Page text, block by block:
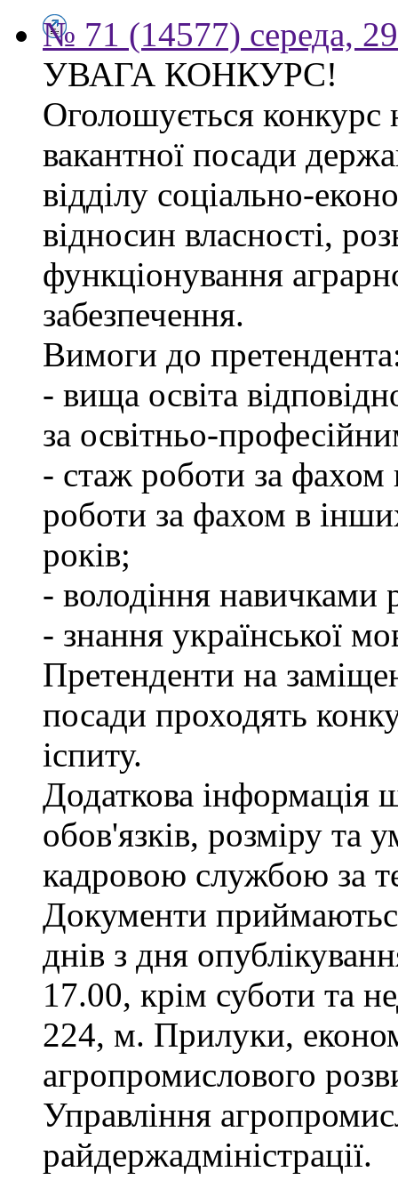
№ 71 (14577) середа,
УВАГА КОНКУРС!
Оголошується конкурс
вакантної посади
відділу соціально-
відносин власності,
функціонування
забезпечення.
Вимоги до
- вища освіта
за освітньо-
- стаж роботи за
роботи за фахом в
років;
- володіння навичками
- знання української
Претенденти на
посади проходять
іспиту.
Додаткова інформація
обов'язків, розміру та
кадровою службою за
Документи
днів з дня
17.00, крім суботи та
224, м. Прилуки,
агропромислового
Управління
райдержадміністрації.